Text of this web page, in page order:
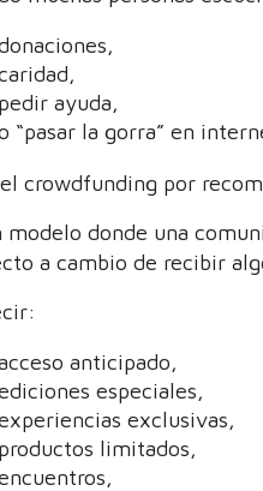
pedir ayuda,
“pasar la gorra” en
crowdfunding por
modelo donde una
a cambio de recibir
anticipado,
especiales,
exclusivas,
productos limitados,